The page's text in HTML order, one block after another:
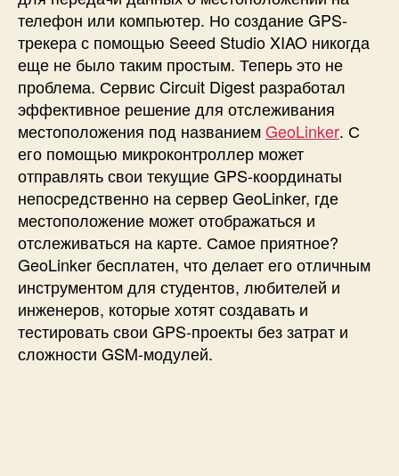
а
S
e
e
e
d
S
t
u
d
i
o
X
I
A
O
E
телефон или компьютер. Но созданиеGPS-
трекера с помощью Seeed Studio XIAO никогда
еще не было таким простым. Теперь это не
проблема. Сервис Circuit Digest разработал
эффективное решение для отслеживания
местоположения под названиемGeoLinker. С
его помощью микроконтроллер может
отправлять свои текущие GPS-координаты
непосредственно на сервер GeoLinker, где
местоположение может отображаться и
отслеживаться на карте. Самое приятное?
GeoLinker бесплатен, что делает его отличным
инструментом для студентов, любителей и
инженеров, которые хотят создавать и
тестировать свои GPS-проекты без затрат и
сложности GSM-модулей.